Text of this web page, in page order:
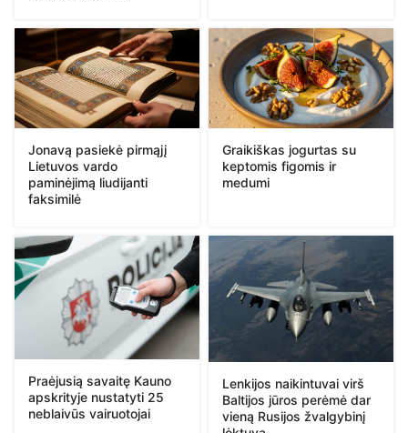
Jonavą pasiekė pirmąjį
Lietuvos vardo
paminėjimą liudijanti
faksimilė
Graikiškas jogurtas su
keptomis figomis ir
medumi
Praėjusią savaitę Kauno
apskrityje nustatyti 25
neblaivūs vairuotojai
Lenkijos naikintuvai virš
Baltijos jūros perėmė dar
vieną Rusijos žvalgybinį